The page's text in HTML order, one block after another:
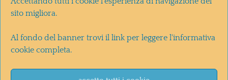
sito migliora.
Al fondo del banner trovi il link per leggere l'informativa
cookie completa.
Corriere della Sera (30-10-2020)